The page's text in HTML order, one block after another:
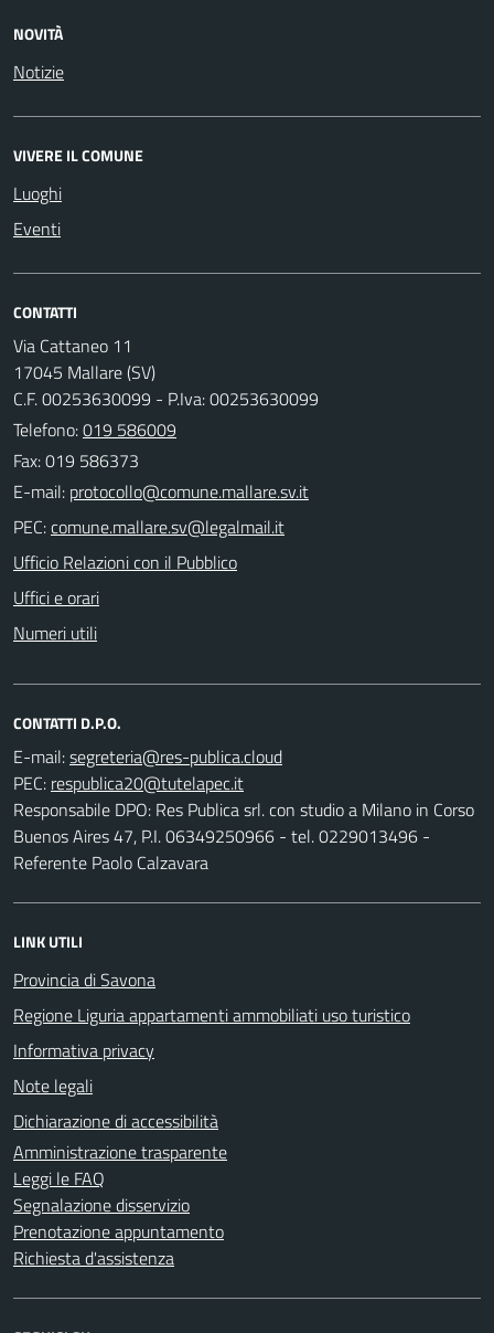
NOVITÀ
Notizie
VIVERE IL COMUNE
Luoghi
Eventi
CONTATTI
Via Cattaneo 11
17045 Mallare (SV)
C.F. 00253630099 - P.Iva: 00253630099
Telefono:019 586009
Fax: 019 586373
E-mail:
PEC:
Ufficio Relazioni con il Pubblico
Uffici e orari
Numeri utili
CONTATTI D.P.O.
E-mail:
PEC:
Responsabile DPO: Res Publica srl. con studio a Milano in Corso
Buenos Aires 47, P.I. 06349250966 - tel. 0229013496 -
Referente Paolo Calzavara
LINK UTILI
Provincia di Savona
Regione Liguria appartamenti ammobiliati uso turistico
Informativa privacy
Note legali
Dichiarazione di accessibilità
Amministrazione trasparente
Leggi le FAQ
Segnalazione disservizio
Prenotazione appuntamento
Richiesta d'assistenza